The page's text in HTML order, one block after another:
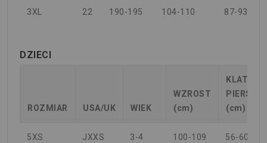
3XL 22 190-195 104-110 87-93
DZIECI
ROZMIAR USA/UK WIEK
WZROST
(cm)
KLATKA
(cm)
5XS JXXS
3-4
100-109 56-60